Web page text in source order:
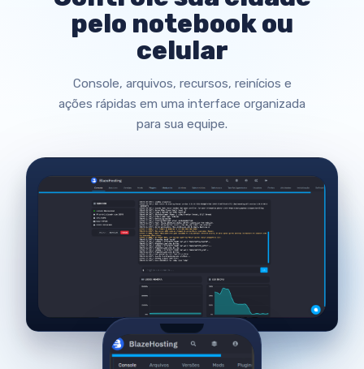
pelo notebook ou
celular
Console, arquivos, recursos, reinícios e
ações rápidas em uma interface organizada
para sua equipe.